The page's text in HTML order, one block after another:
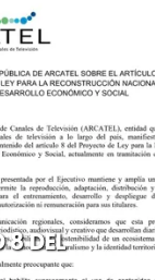
8 DEL